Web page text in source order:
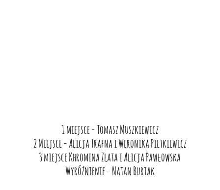
1 miejsce - Tomasz Muszkiewicz
2 Miejsce - Alicja Trafna i Weronika Pietkiewicz
3 miejsce Khromina Zlata i Alicja Pawłowska
Wyróżnienie - Natan Buriak